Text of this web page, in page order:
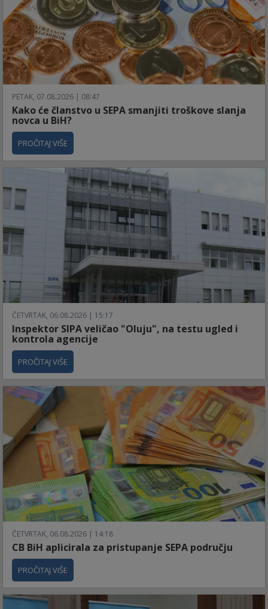
PETAK, 07.08.2026 | 08:47
Kako će članstvo u SEPA smanjiti troškove slanja
novca u BiH?
PROČITAJ VIŠE
ČETVRTAK, 06.08.2026 | 15:17
Inspektor SIPA veličao "Oluju", na testu ugled i
kontrola agencije
PROČITAJ VIŠE
ČETVRTAK, 06.08.2026 | 14:18
CB BiH aplicirala za pristupanje SEPA području
PROČITAJ VIŠE